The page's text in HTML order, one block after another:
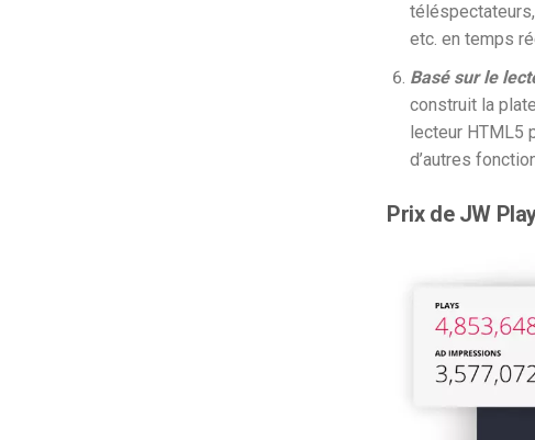
etc. en temps
Basé sur le
construit la
lecteur HTML5
d’autres
Prix de JW